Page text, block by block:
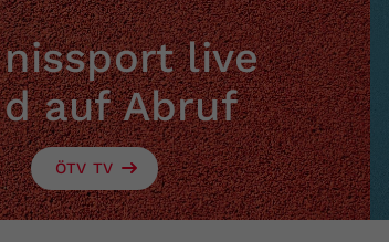
live
auf Abruf
ÖTV TV